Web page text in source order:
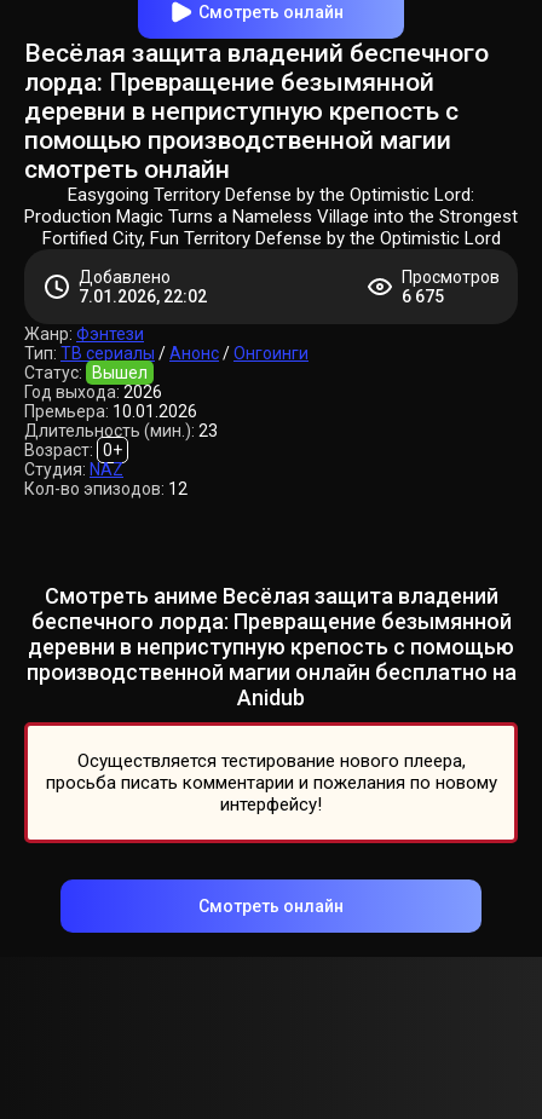
Смотреть онлайн
Весёлая защита владений беспечного
лорда: Превращение безымянной
деревни в неприступную крепость с
помощью производственной магии
смотреть онлайн
Easygoing Territory Defense by the Optimistic Lord:
Production Magic Turns a Nameless Village into the Strongest
Fortified City, Fun Territory Defense by the Optimistic Lord
Добавлено
7.01.2026, 22:02
Просмотров
6 675
Жанр: Фэнтези
Тип: ТВ сериалы /Анонс/Онгоинги
Статус:
Вышел
Год выхода: 2026
Премьера: 10.01.2026
Длительность (мин.): 23
Возраст: 0+
Студия: NAZ
Кол-во эпизодов: 12
Смотреть аниме Весёлая защита владений
беспечного лорда: Превращение безымянной
деревни в неприступную крепость с помощью
производственной магии онлайн бесплатно на
Anidub
Осуществляется тестирование нового плеера,
просьба писать комментарии и пожелания по новому
интерфейсу!
Смотреть онлайн